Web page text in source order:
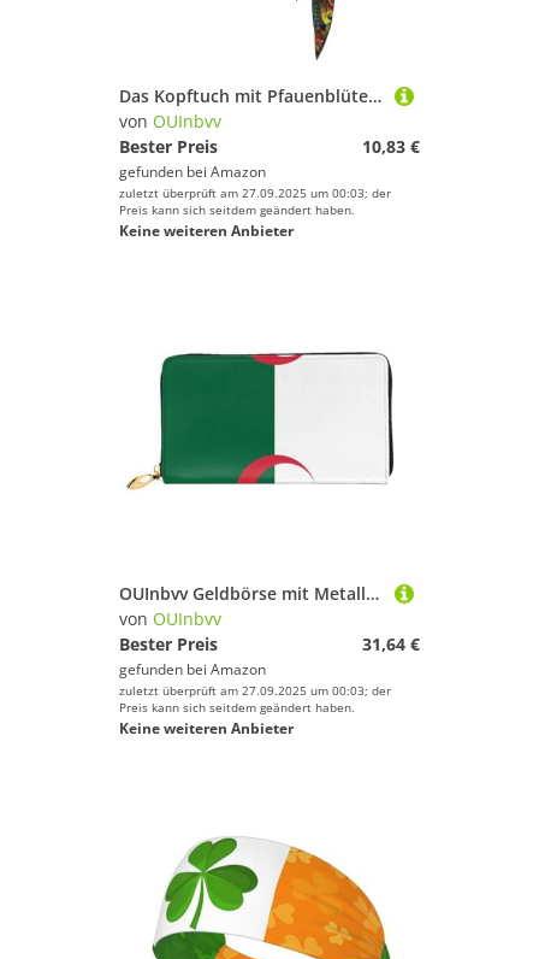
Das Kopftuch mit Pfauenblüten ist Unisex, leicht und bequem, geeignet für alle Arten von Sportszenen
von OUInbvv
Bester Preis
10,83 €
gefunden bei Amazon
zuletzt überprüft am 27.09.2025 um 00:03; der
Preis kann sich seitdem geändert haben.
Keine weiteren Anbieter
OUInbvv Geldbörse mit Metallreißverschluss, Passbuch und Scheckhalter, weich, leicht, Design
von OUInbvv
Bester Preis
31,64 €
gefunden bei Amazon
zuletzt überprüft am 27.09.2025 um 00:03; der
Preis kann sich seitdem geändert haben.
Keine weiteren Anbieter